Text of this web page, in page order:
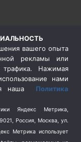
вашего опыта
рекламы или
Нажимая
нами
наша Политика
Яндекс Метрика,
Россия, Москва, ул.
Метрика использует